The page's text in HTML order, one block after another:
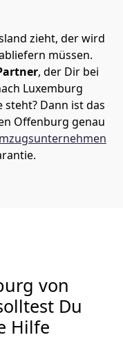
zieht, der wird
müssen.
, der Dir bei
Luxemburg
Dann istdas
Offenburg genau
von
Du
Hilfe